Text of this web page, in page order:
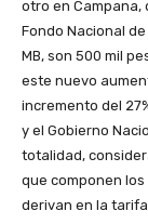
otro en Campana,
Fondo Nacional
MB, son 500 mil
este nuevo
incremento del
y el Gobierno
totalidad,
que componen
derivan en la